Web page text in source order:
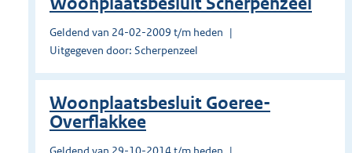
Geldend van 24-02-2009 t/m heden
Uitgegeven door: Scherpenzeel
Woonplaatsbesluit Goeree-
Overflakkee